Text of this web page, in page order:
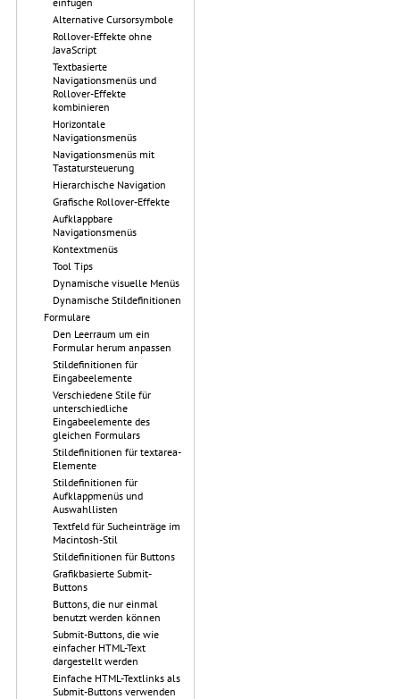
Alternative Cursorsymbole
Rollover-Effekte ohne
JavaScript
Textbasierte
Navigationsmenüs und
Rollover-Effekte
kombinieren
Horizontale
Navigationsmenüs
Navigationsmenüs mit
Tastatursteuerung
Hierarchische Navigation
Grafische Rollover-Effekte
Aufklappbare
Navigationsmenüs
Kontextmenüs
Tool Tips
Dynamische visuelle Menüs
Dynamische Stildefinitionen
Formulare
Den Leerraum um ein
Formular herum anpassen
Stildefinitionen für
Eingabeelemente
Verschiedene Stile für
unterschiedliche
Eingabeelemente des
gleichen Formulars
Stildefinitionen für textarea-
Elemente
Stildefinitionen für
Aufklappmenüs und
Auswahllisten
Textfeld für Sucheinträge im
Macintosh-Stil
Stildefinitionen für Buttons
Grafikbasierte Submit-
Buttons
Buttons, die nur einmal
benutzt werden können
Submit-Buttons, die wie
einfacher HTML-Text
dargestellt werden
Einfache HTML-Textlinks als
Submit-Buttons verwenden